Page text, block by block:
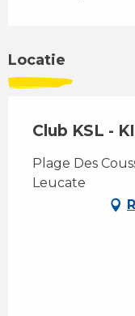
Locatie
Club KSL -
Plage Des
Leucate